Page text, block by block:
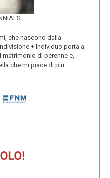
che nascono dalla
+ Individuo porta a
di perenne e,
che mi piace di più:
E